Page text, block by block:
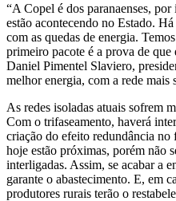
“A Copel é dos paranaenses,
estão acontecendo no Estado.
com as quedas de energia.
primeiro pacote é a prova de que
Daniel Pimentel Slaviero,
melhor energia, com a rede mais
As redes isoladas atuais sofrem
Com o trifaseamento, haverá
criação do efeito redundância no
hoje estão próximas, porém não
interligadas. Assim, se acabar a
garante o abastecimento. E, em
produtores rurais terão o